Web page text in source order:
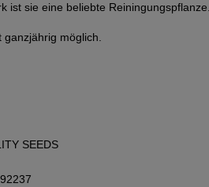
ist sie eine beliebte Reiningungspflanze.
möglich.
SEEDS